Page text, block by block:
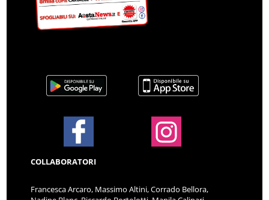
COLLABORATORI
Francesca Arcaro, Massimo Altini, Corrado Bellora,